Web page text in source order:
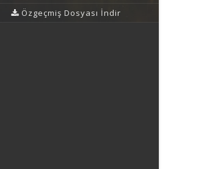
Özgeçmiş Dosyası İndir